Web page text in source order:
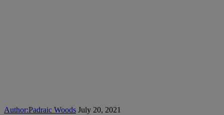
Author:Padraic Woods July 20, 2021